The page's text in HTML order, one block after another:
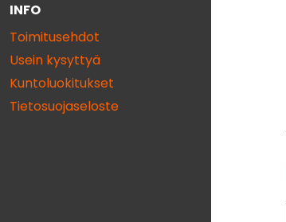
INFO
Toimitusehdot
Usein kysyttyä
Kuntoluokitukset
Tietosuojaseloste